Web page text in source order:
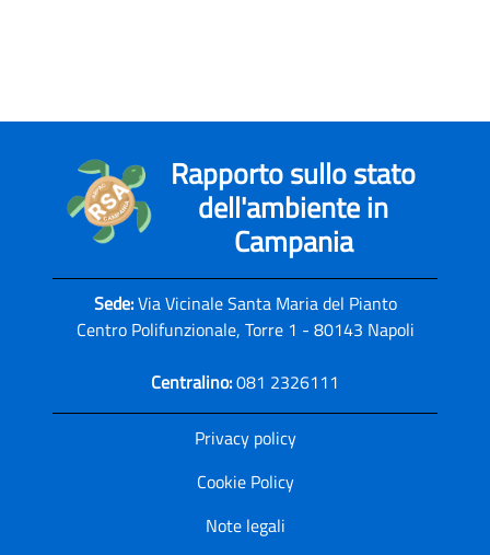
Rapporto sullo stato
dell'ambiente in
Campania
Sede:Via Vicinale Santa Maria del Pianto
Centro Polifunzionale, Torre 1 - 80143 Napoli
Centralino:081 2326111
Privacy policy
Cookie Policy
Note legali